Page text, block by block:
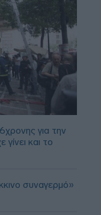
για την
και το
συναγερμό»